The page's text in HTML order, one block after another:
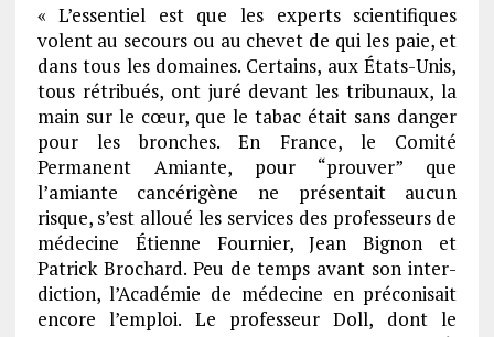
« L’es­sen­tiel est que les experts scien­ti­fiques
volent au secours ou au chevet de qui les paie, et
dans tous les domaines. Certains, aux États-Unis,
tous rétri­bués, ont juré devant les tribu­naux, la
main sur le cœur, que le tabac était sans danger
pour les bronches. En France, le Comité
Permanent Amiante, pour “prou­ver” que
l’amiante cancé­ri­gène ne présen­tait aucun
risque, s’est alloué les services des profes­seurs de
méde­cine Étienne Four­nier, Jean Bignon et
Patrick Brochard. Peu de temps avant son inter­
dic­tion, l’Aca­dé­mie de méde­cine en préco­ni­sait
encore l’em­ploi. Le profes­seur Doll, dont le